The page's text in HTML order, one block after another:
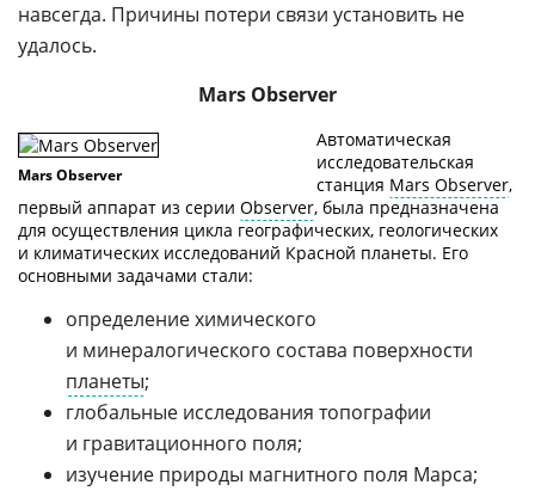
навсегда. Причины потери связи установить не
удалось.
Mars Observer
Mars Observer
Автоматическая
исследовательская
станция Mars Observer,
первый аппарат из серии Observer, была предназначена
для осуществления цикла географических, геологических
и климатических исследований Красной планеты. Его
основными задачами стали:
определение химического
и минералогического состава поверхности
планеты;
глобальные исследования топографии
и гравитационного поля;
изучение природы магнитного поля Марса;